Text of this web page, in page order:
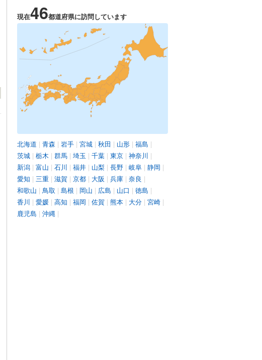
現在46都道府県に訪問しています
北海道 | 青森 | 岩手 | 宮城 | 秋田 | 山形 | 福島 |
茨城 | 栃木 | 群馬 | 埼玉 | 千葉 | 東京 | 神奈川 |
新潟 | 富山 | 石川 | 福井 | 山梨 | 長野 | 岐阜 | 静岡 |
愛知 | 三重 | 滋賀 | 京都 | 大阪 | 兵庫 | 奈良 |
和歌山 | 鳥取 | 島根 | 岡山 | 広島 | 山口 | 徳島 |
香川 | 愛媛 | 高知 | 福岡 | 佐賀 | 熊本 | 大分 | 宮崎 |
鹿児島 | 沖縄 |